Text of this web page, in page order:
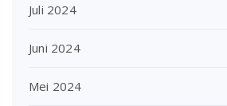
Juli 2024
Juni 2024
Mei 2024